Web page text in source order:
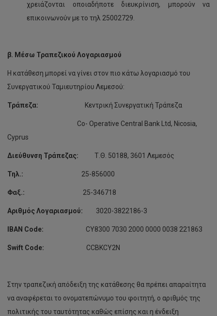
χρειάζονται οποιαδήποτε διευκρίνιση, μπορούν να
επικοινωνούν με το τηλ 25002729.
β. Μέσω Τραπεζικού Λογαριασμού
Η κατάθεση μπορεί να γίνει στον πιο κάτω λογαριασμό του
Συνεργατικού Ταμιευτηρίου Λεμεσού:
Τράπεζα: Κεντρική Συνεργατική Τράπεζα
Co- Operative Central Bank Ltd, Nicosia,
Cyprus
Διεύθυνση Τράπεζας: Τ.Θ. 50188, 3601 Λεμεσός
Τηλ.: 25-856000
Φαξ.: 25-346718
Αριθμός Λογαριασμού: 3020-3822186-3
IBAN Code: CY8300 7030 2000 0000 0038 221863
Swift Code: CCBKCY2N
Στην τραπεζική απόδειξη της κατάθεσης θα πρέπει απαραίτητα
να αναφέρεται το ονοματεπώνυμο του φοιτητή, o αριθμός της
πολιτικής του ταυτότητας καθώς επίσης και η ένδειξη